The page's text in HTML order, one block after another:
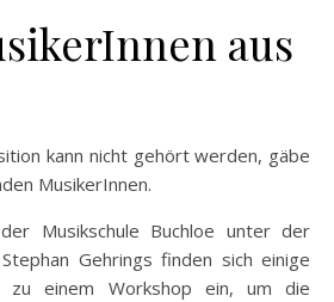
aus
kann nicht gehört werden, gäbe
MusikerInnen.
Musikschule Buchloe unter der
Gehrings finden sich einige
zu einem Workshop ein, um die